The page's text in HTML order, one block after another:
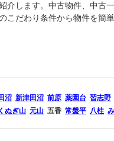
します。中古物件、中古
だわり条件から物件を簡
沼 新津田沼 前原 薬園台 習志野
くぬぎ山 元山 五香 常盤平 八柱